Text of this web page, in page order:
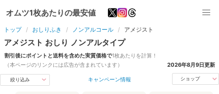
オムツ1枚あたりの最安値
トップ おしりふき ノンアルコール アメジスト
アメジスト おしり ノンアルタイプ
割引後にポイントと送料を含めた実質価格で1枚あたりを計算！
（本ページのリンクには広告が含まれています）
2026年8月9日更新
絞り込み キャンペーン情報 ショップ